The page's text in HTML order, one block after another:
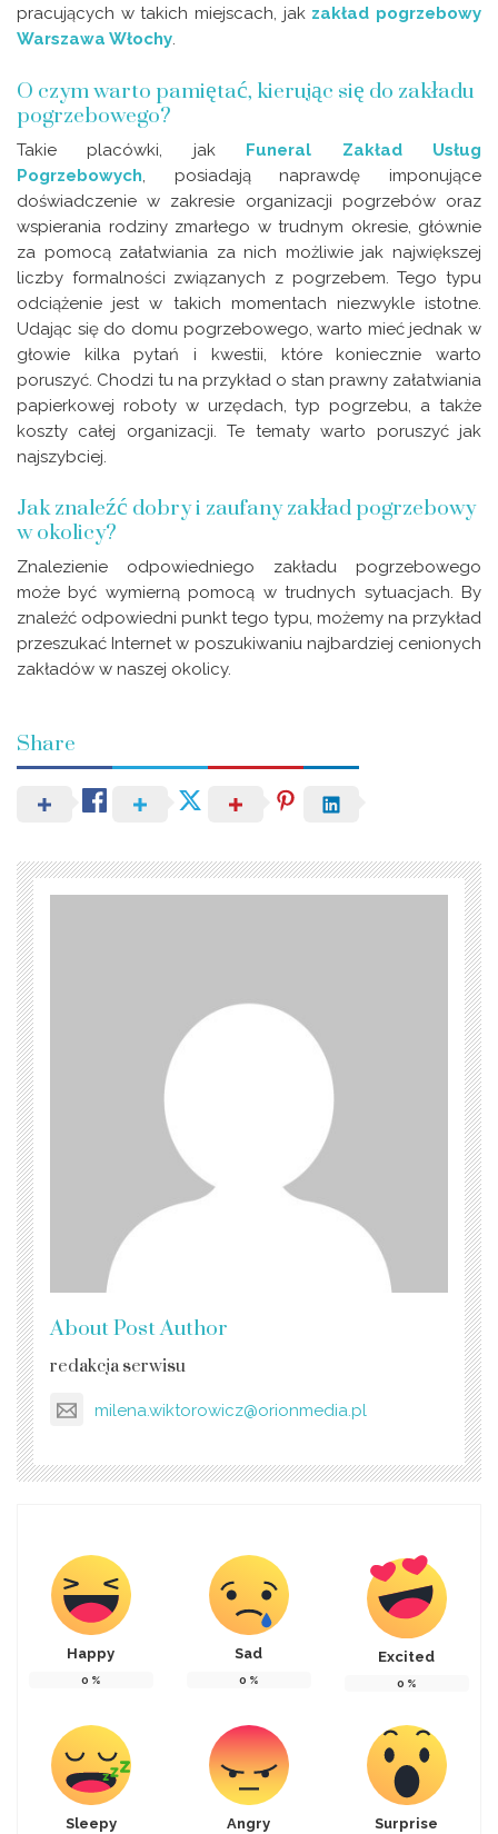
pracujących w takich miejscach, jak zakład pogrzebowy
Warszawa Włochy.
O czym warto pamiętać, kierując się do zakładu
pogrzebowego?
Takie placówki, jak
Funeral Zakład Usług
Pogrzebowych, posiadają naprawdę imponujące
doświadczenie w zakresie organizacji pogrzebów oraz
wspierania rodziny zmarłego w trudnym okresie, głównie
za pomocą załatwiania za nich możliwie jak największej
liczby formalności związanych z pogrzebem. Tego typu
odciążenie jest w takich momentach niezwykle istotne.
Udając się do domu pogrzebowego, warto mieć jednak w
głowie kilka pytań i kwestii, które koniecznie warto
poruszyć. Chodzi tu na przykład o stan prawny załatwiania
papierkowej roboty w urzędach, typ pogrzebu, a także
koszty całej organizacji. Te tematy warto poruszyć jak
najszybciej.
Jak znaleźć dobry i zaufany zakład pogrzebowy
w okolicy?
Znalezienie odpowiedniego zakładu pogrzebowego
może być wymierną pomocą w trudnych sytuacjach. By
znaleźć odpowiedni punkt tego typu, możemy na przykład
przeszukać Internet w poszukiwaniu najbardziej cenionych
zakładów w naszej okolicy.
Share
About Post Author
redakcja serwisu
milena.wiktorowicz@orionmedia.pl
Happy
0 %
Sad
0 %
Excited
0 %
Sleepy Angry Surprise